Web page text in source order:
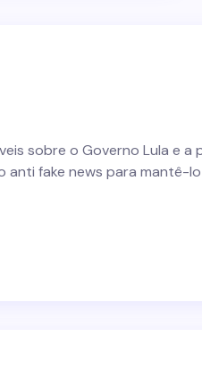
sobre o Governo Lula e
anti fake news para mantê-